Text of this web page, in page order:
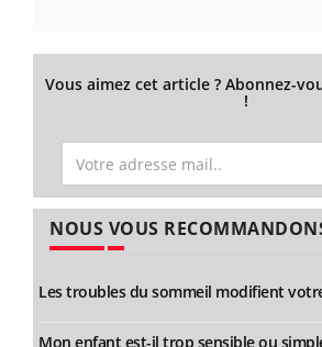
Vous aimez cet article ? Abonnez-
!
NOUS VOUS
Les troubles du sommeil modifient
Mon enfant est-il trop sensible ou